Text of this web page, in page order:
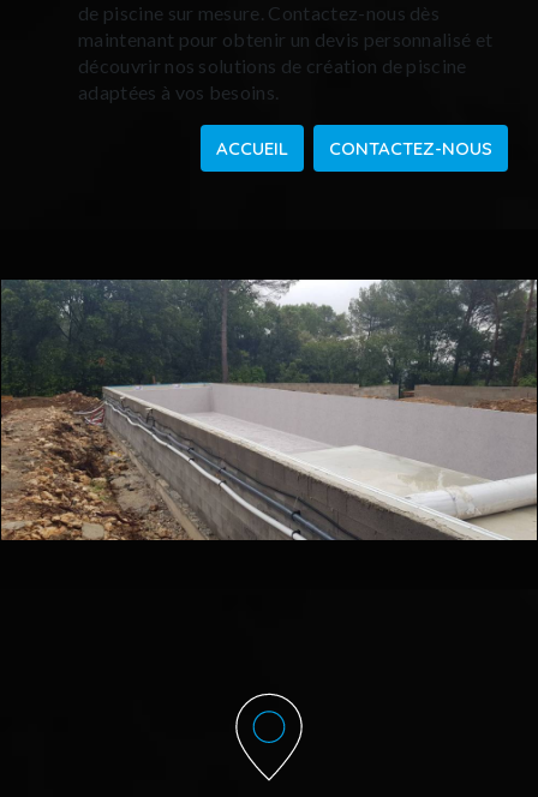
de piscine sur mesure. Contactez-nous dès
maintenant pour obtenir un devis personnalisé et
découvrir nos solutions de création de piscine
adaptées à vos besoins.
ACCUEIL CONTACTEZ-NOUS